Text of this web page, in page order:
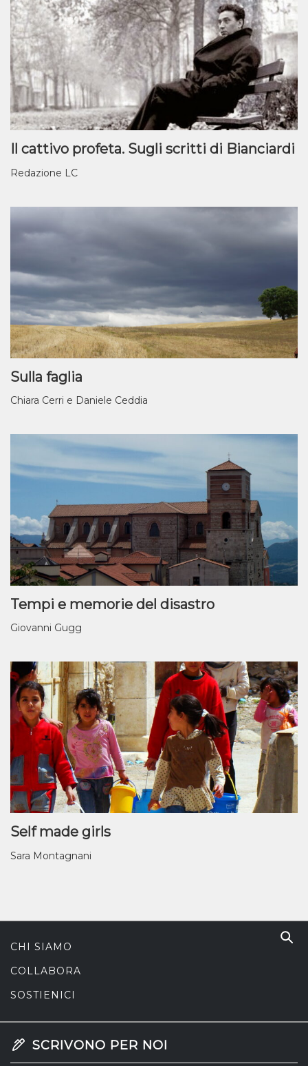
Il cattivo profeta. Sugli scritti di Bianciardi
Redazione LC
Sulla faglia
Chiara Cerri e Daniele Ceddia
Tempi e memorie del disastro
Giovanni Gugg
Self made girls
Sara Montagnani
CHI SIAMO
COLLABORA
SOSTIENICI
SCRIVONO PER NOI